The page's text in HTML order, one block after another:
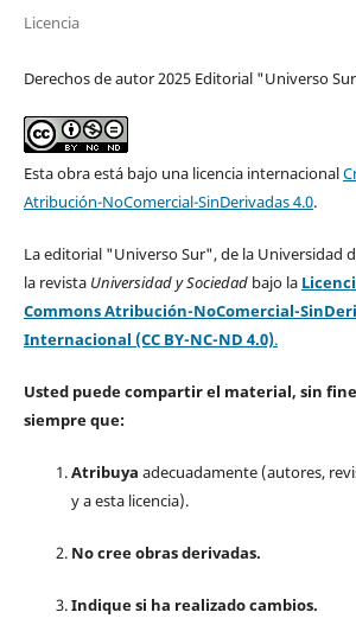
Licencia
Derechos de autor 2025 Editorial "Universo
Esta obra está bajo una licencia internacional
Atribución-NoComercial-SinDerivadas 4.0.
La editorial "Universo Sur", de la Universidad
la revista Universidad y Sociedad bajo la
Commons Atribución-NoComercial-
Internacional (CC BY-NC-ND 4.0).
Usted puede compartir el material, sin
siempre que:
Atribuya adecuadamente (autores,
y a esta licencia).
No cree obras derivadas.
Indique si ha realizado cambios.